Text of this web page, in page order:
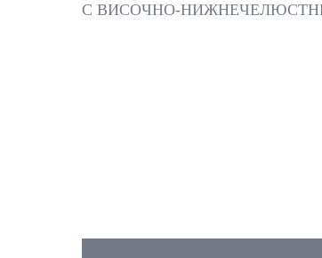
С ВИСОЧНО-